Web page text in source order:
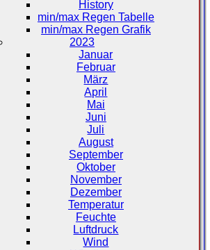
History
min/max Regen Tabelle
min/max Regen Grafik
2023
Januar
Februar
März
April
Mai
Juni
Juli
August
September
Oktober
November
Dezember
Temperatur
Feuchte
Luftdruck
Wind